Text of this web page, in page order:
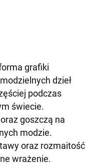
grafiki
dzieł
podczas
świecie.
goszczą na
modzie.
oraz rozmaitość
wrażenie.